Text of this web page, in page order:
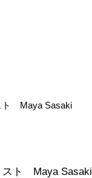
ト Maya Sasaki
スト Maya Sasaki